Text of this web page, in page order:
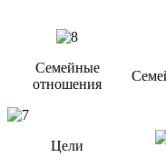
Семейные
отношения
Цели